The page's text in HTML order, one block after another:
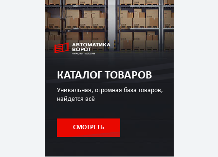
КАТАЛОГ ТОВАРОВ
Уникальная, огромная база товаров,
найдется всё
СМОТРЕТЬ